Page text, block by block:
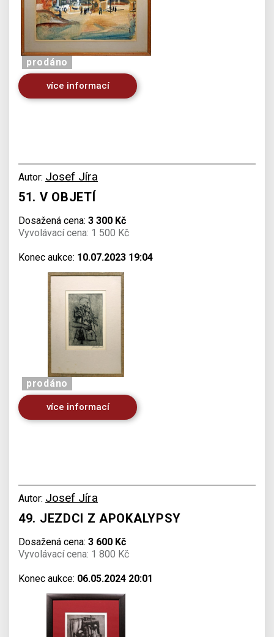
prodáno
více informací
Autor: Josef Jíra
51. V OBJETÍ
Dosažená cena: 3 300 Kč
Vyvolávací cena: 1 500 Kč
Konec aukce: 10.07.2023 19:04
prodáno
více informací
Autor: Josef Jíra
49. JEZDCI Z APOKALYPSY
Dosažená cena: 3 600 Kč
Vyvolávací cena: 1 800 Kč
Konec aukce: 06.05.2024 20:01